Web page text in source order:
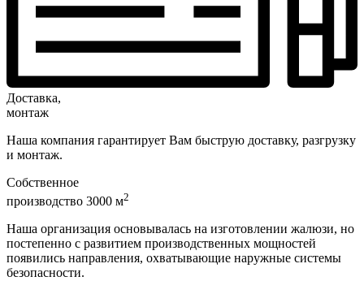
Доставка,
монтаж
Наша компания гарантирует Вам быструю доставку, разгрузку
и монтаж.
Собственное
производство 3000 м2
Наша организация основывалась на изготовлении жалюзи, но
постепенно с развитием производственных мощностей
появились направления, охватывающие наружные системы
безопасности.